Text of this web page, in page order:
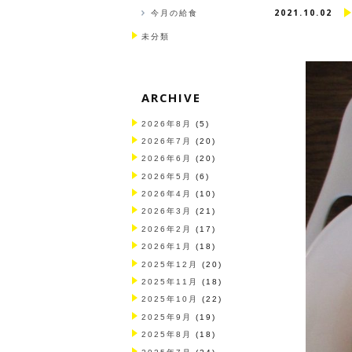
2021.10.02
今月の給食
未分類
ARCHIVE
2026年8月 (5)
2026年7月 (20)
2026年6月 (20)
2026年5月 (6)
2026年4月 (10)
2026年3月 (21)
2026年2月 (17)
2026年1月 (18)
2025年12月 (20)
2025年11月 (18)
2025年10月 (22)
2025年9月 (19)
2025年8月 (18)